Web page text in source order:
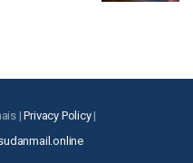
|Privacy Policy|